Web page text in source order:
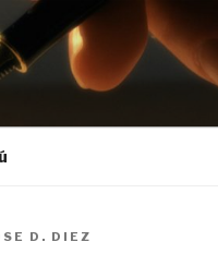
D. DIEZ